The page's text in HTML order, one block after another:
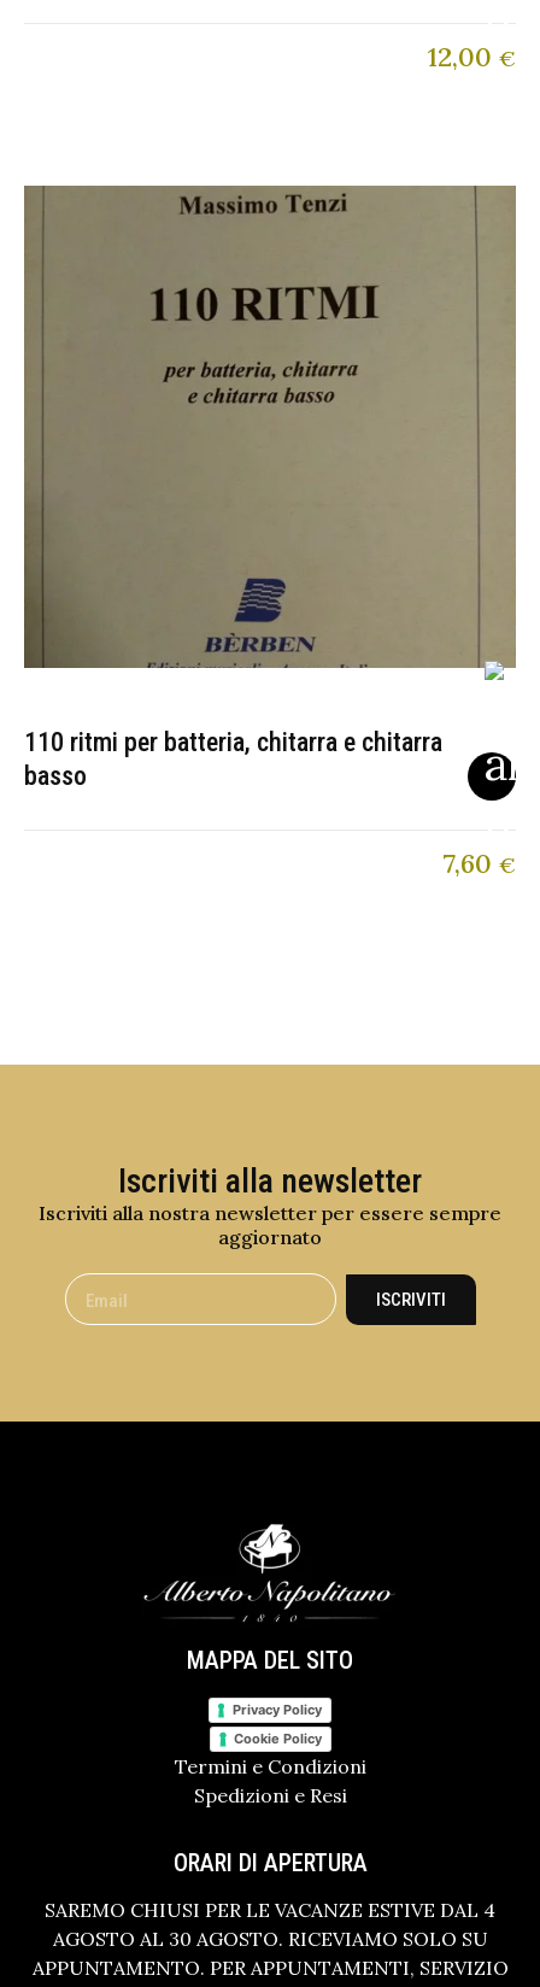
12,00 €
110 ritmi per batteria, chitarra e chitarra
basso
7,60 €
Iscriviti alla newsletter
Iscriviti alla nostra newsletter per essere sempre
aggiornato
ISCRIVITI
MAPPA DEL SITO
Privacy Policy
Cookie Policy
Termini e Condizioni
Spedizioni e Resi
ORARI DI APERTURA
SAREMO CHIUSI PER LE VACANZE ESTIVE DAL 4
AGOSTO AL 30 AGOSTO. RICEVIAMO SOLO SU
APPUNTAMENTO. PER APPUNTAMENTI, SERVIZIO